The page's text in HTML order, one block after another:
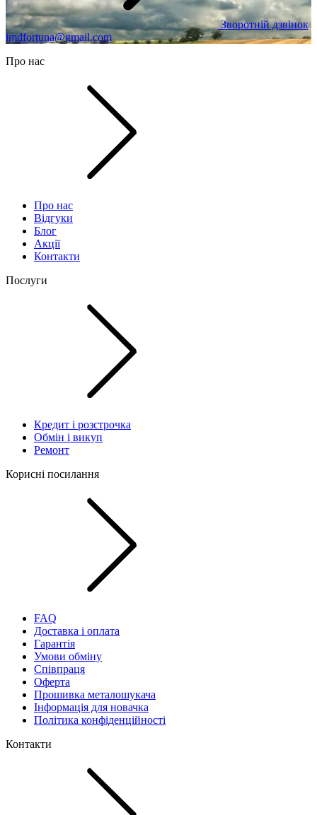
Зворотній дзвінок
imdfortuna@gmail.com
Про нас
Про нас
Відгуки
Блог
Акції
Контакти
Послуги
Кредит і розстрочка
Обмін і викуп
Ремонт
Корисні посилання
FAQ
Доставка і оплата
Гарантія
Умови обміну
Співпраця
Оферта
Прошивка металошукача
Інформація для новачка
Політика конфіденційності
Контакти